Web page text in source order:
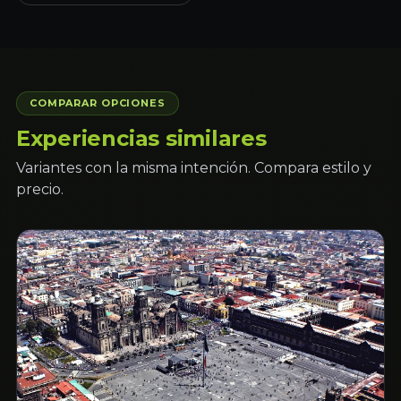
COMPARAR OPCIONES
Experiencias similares
Variantes con la misma intención. Compara estilo y
precio.